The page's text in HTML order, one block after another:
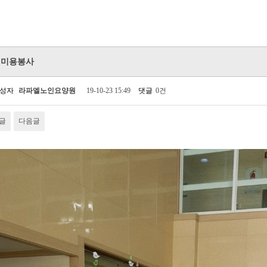
용봉사
자 라파엘노인요양원 19-10-23 15:49 댓글 0건
다음글